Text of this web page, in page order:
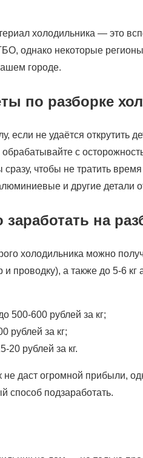
холодильника — это
однако некоторые
городе.
по разборке
если не удаётся
с
сразу, чтобы не тратить
и другие детали
на
холодильника можно
и проводку), а также до 5-6
500-600 рублей за кг;
рублей за кг;
20 рублей за кг.
даст огромной прибыли,
способ подзаработать.